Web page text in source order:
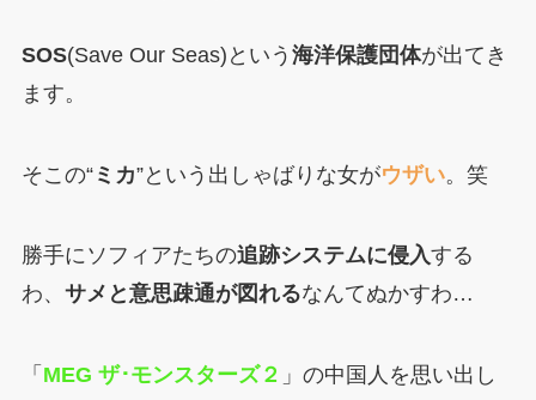
SOS(Save Our Seas)という 海洋保護団体が出てき
ます。
そこの“ミカ”という出しゃばりな女がウザい。笑
勝手にソフィアたちの追跡システムに侵入する
わ、 サメと意思疎通が図れるなんてぬかすわ…
「 MEG ザ･モンスターズ２ 」の中国人を思い出し